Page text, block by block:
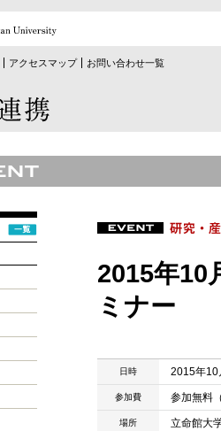
アクセスマップ お問い合わせ一覧
2015年10
ミナー
日時 2015年
参加費 参加無料
場所 立命館大